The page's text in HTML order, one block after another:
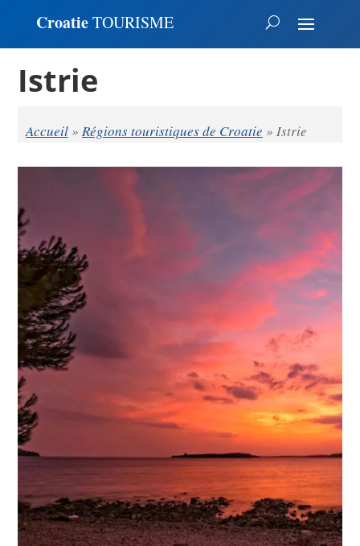
CroatieTOURISME
Istrie
Accueil» Régions touristiques de Croatie » Istrie